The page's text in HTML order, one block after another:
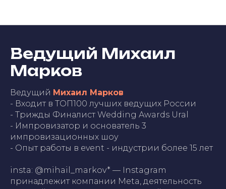
Ведущий Михаил
Марков
Ведущий Михаил Марков
- Входит в ТОП100 лучших ведущих России
- Трижды Финалист Wedding Awards Ural
- Импровизатор и основатель 3
импровизационных шоу
- Опыт работы в event - индустрии более 15 лет
insta: @mihail_markov* — Instagram
принадлежит компании Meta, деятельность